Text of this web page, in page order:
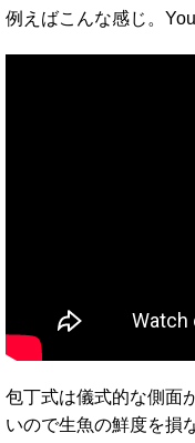
例えばこんな感じ。
包丁式は儀式的な側面
いので生魚の鮮度を損